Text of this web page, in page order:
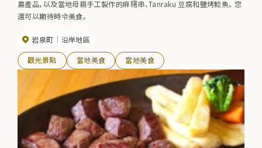
農產品，以及當地母親手工製作的麻糬串、Tanraku 豆腐和鹽烤鯰魚。 您
還可以期待時令美食。
岩泉町 沿岸地區
觀光景點 當地美食 當地美食